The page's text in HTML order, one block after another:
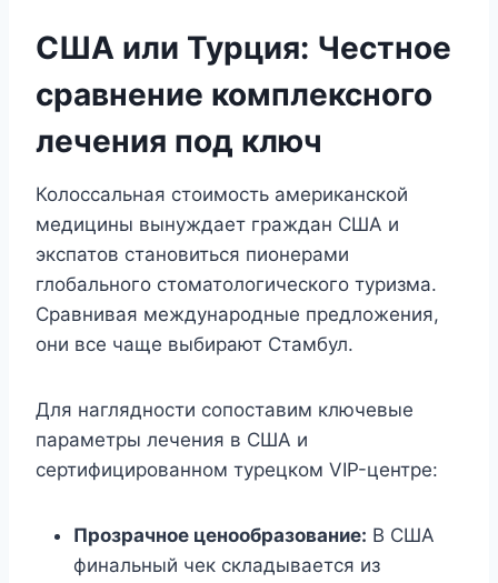
США или Турция: Честное
сравнение комплексного
лечения под ключ
Колоссальная стоимость американской
медицины вынуждает граждан США и
экспатов становиться пионерами
глобального стоматологического туризма.
Сравнивая международные предложения,
они все чаще выбирают Стамбул.
Для наглядности сопоставим ключевые
параметры лечения в США и
сертифицированном турецком VIP-центре:
Прозрачное ценообразование: В США
финальный чек складывается из